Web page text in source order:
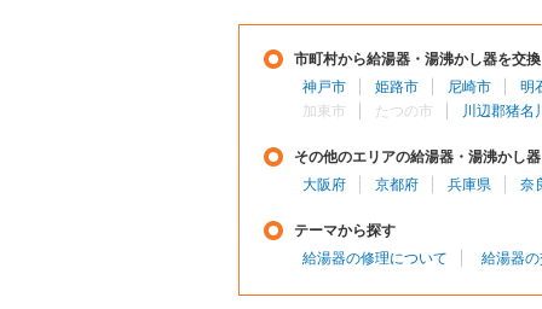
市町村から給湯器・湯沸かし器を交
神戸市
姫路市 尼崎市
明
加東市
たつの市 川辺郡猪名
その他のエリアの給湯器・湯沸かし
大阪府
京都府 兵庫県 奈
テーマから探す
給湯器の修理について
給湯器